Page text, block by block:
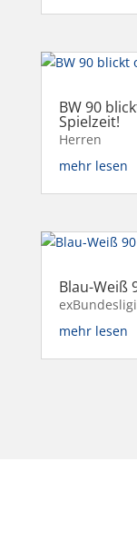
BW 90
Spielzeit!
Herren
mehr lesen
Blau-Weiß
mehr lesen